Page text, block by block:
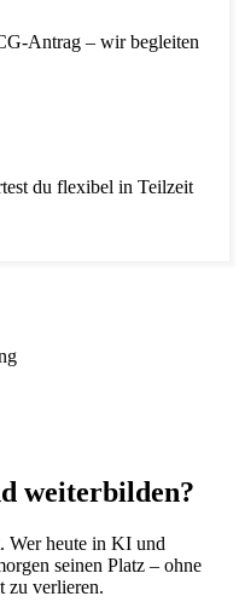
Antrag – wir begleiten
du flexibel in Teilzeit
weiterbilden?
Wer heute in KI und
seinen Platz – ohne
zu verlieren.